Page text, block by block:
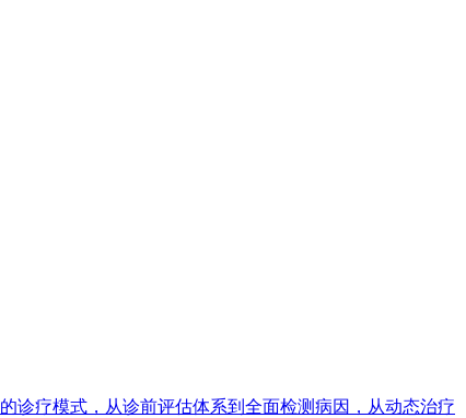
诊疗模式，从诊前评估体系到全面检测病因，从动态治疗